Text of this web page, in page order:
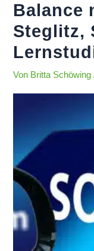
Balance
Steglitz,
Von Britta Schöwing